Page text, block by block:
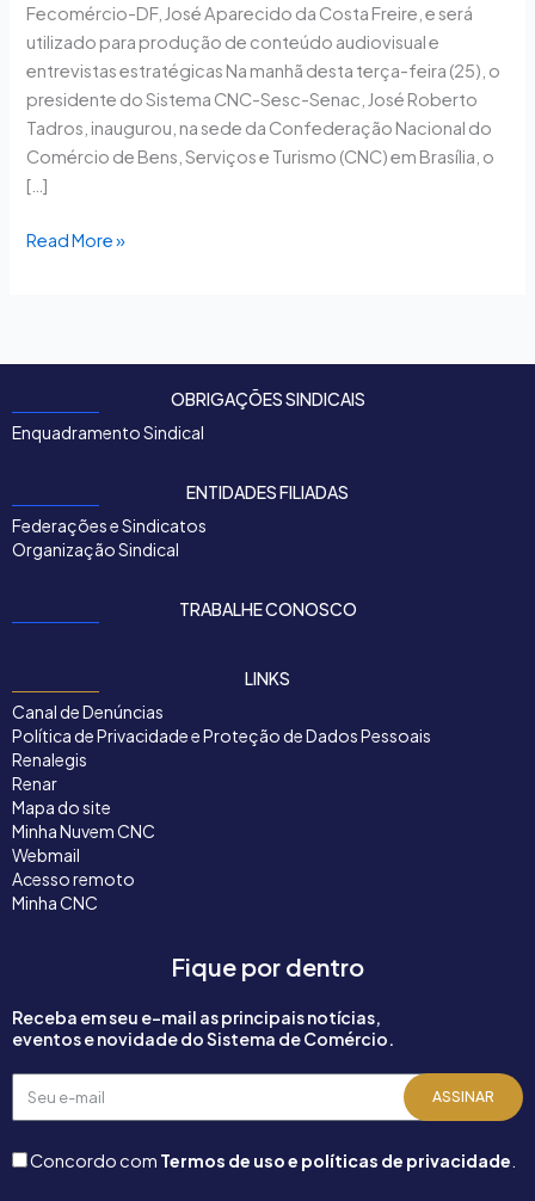
Fecomércio-DF, José Aparecido da Costa Freire, e será
utilizado para produção de conteúdo audiovisual e
entrevistas estratégicas Na manhã desta terça-feira (25), o
presidente do Sistema CNC-Sesc-Senac, José Roberto
Tadros, inaugurou, na sede da Confederação Nacional do
Comércio de Bens, Serviços e Turismo (CNC) em Brasília, o
[…]
Read More »
OBRIGAÇÕES SINDICAIS
Enquadramento Sindical
ENTIDADES FILIADAS
Federações e Sindicatos
Organização Sindical
TRABALHE CONOSCO
LINKS
Canal de Denúncias
Política de Privacidade e Proteção de Dados Pessoais
Renalegis
Renar
Mapa do site
Minha Nuvem CNC
Webmail
Acesso remoto
Minha CNC
Fique por dentro
Receba em seu e-mail as principais notícias,
eventos e novidade do Sistema de Comércio.
Seu
e-
ASSINAR
Concordo com Termos de uso e políticas de privacidade